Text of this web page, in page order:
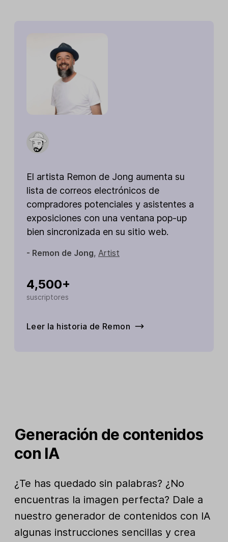
El artista Remon de Jong aumenta su
lista de correos electrónicos de
compradores potenciales y asistentes a
exposiciones con una ventana pop-up
bien sincronizada en su sitio web.
- Remon de Jong, Artist
4,500+
suscriptores
Leer la historia de Remon
Generación de contenidos
con IA
¿Te has quedado sin palabras? ¿No
encuentras la imagen perfecta? Dale a
nuestro generador de contenidos con IA
algunas instrucciones sencillas y crea